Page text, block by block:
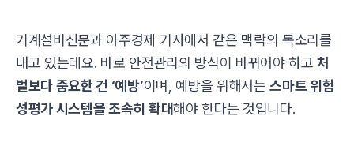
기계설비신문과 아주경제 기사에서 같은 맥락의 목소리를
내고 있는데요. 바로 안전관리의 방식이 바뀌어야 하고처
벌보다 중요한 건 ‘예방’이며, 예방을 위해서는스마트 위험
성평가 시스템을 조속히 확대해야 한다는 것입니다.